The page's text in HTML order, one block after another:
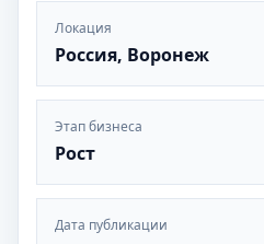
Локация
Россия, Воронеж
Этап бизнеса
Рост
Дата публикации